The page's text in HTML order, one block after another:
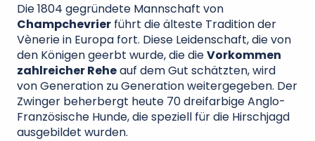
Die 1804 gegründete Mannschaft von
Champchevrier führt die älteste Tradition der
Vènerie in Europa fort. Diese Leidenschaft, die von
den Königen geerbt wurde, die dieVorkommen
zahlreicher Reheauf dem Gut schätzten, wird
von Generation zu Generation weitergegeben. Der
Zwinger beherbergt heute 70 dreifarbige Anglo-
Französische Hunde, die speziell für die Hirschjagd
ausgebildet wurden.